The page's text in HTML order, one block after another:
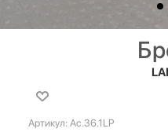
Артикул: Ac.36.1LP